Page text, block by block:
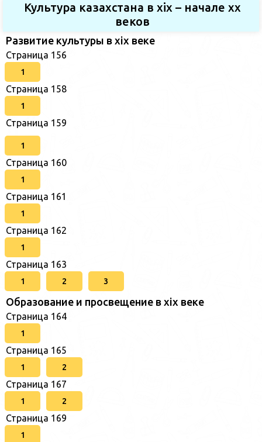
Культура казахстана в xix – начале хх
веков
Развитие культуры в xix веке
Страница 156
1
Страница 158
1
Страница 159
1
Страница 160
1
Страница 161
1
Страница 162
1
Страница 163
1 2 3
Образование и просвещение в xix веке
Страница 164
1
Страница 165
1 2
Страница 167
1 2
Страница 169
1